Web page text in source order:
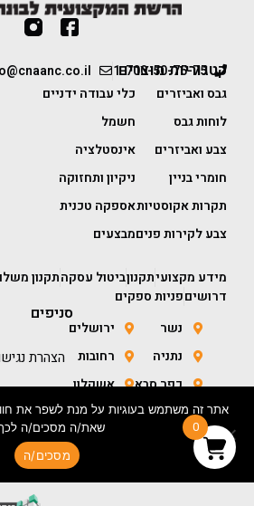
1-700-50-75-75
קטגוריות מוצרים
גבס ואביזרים
לוחות גבס
צבע ואביזרים
חומרי בניין
תקרות אקוסטיות
צבע לקירות פנים
כלי עבודה ידניים
חשמל
אינסטלציה
ניקיון ותחזוקה
אספקה טכנית
מבצעים
מידע מקצועיתקנוןביטול עסקהתקנון
דרושיםפניות ספקים
סניפים
נשר
נתניה
כפר סבא
חולון
ירושלים
רחובות
אשקלון
באר שבע
הצהרת
0
אתר זה משתמש בעוגיות על מנת לשפר את
שאת/ה מסכים/ה
מסכים/ה